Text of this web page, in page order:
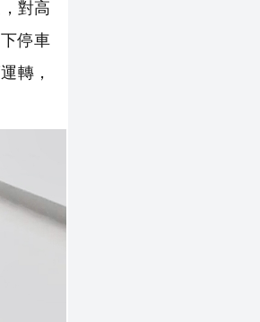
對高
停車
轉，